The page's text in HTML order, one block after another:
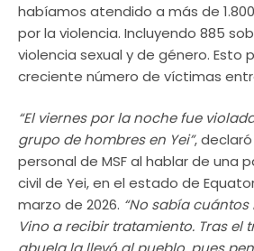
habíamos atendido a más de
por la violencia. Incluyendo 885
violencia sexual y de género. Esto
creciente número de víctimas
“El viernes por la noche fue
grupo de hombres en Yei”,
personal de MSF al hablar de una
civil de Yei, en el estado de
marzo de 2026. “No sabía
Vino a recibir tratamiento. Tras el